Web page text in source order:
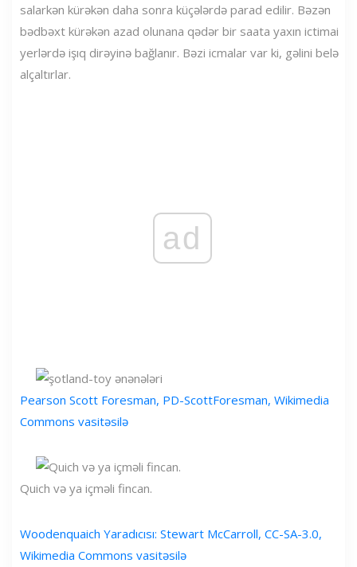
salarkən kürəkən daha sonra küçələrdə parad edilir. Bəzən
bədbəxt kürəkən azad olunana qədər bir saata yaxın ictimai
yerlərdə işıq dirəyinə bağlanır. Bəzi icmalar var ki, gəlini belə
alçaltırlar.
ad
Pearson Scott Foresman, PD-ScottForesman, Wikimedia
Commons vasitəsilə
Quich və ya içməli fincan.
Woodenquaich Yaradıcısı: Stewart McCarroll, CC-SA-3.0,
Wikimedia Commons vasitəsilə